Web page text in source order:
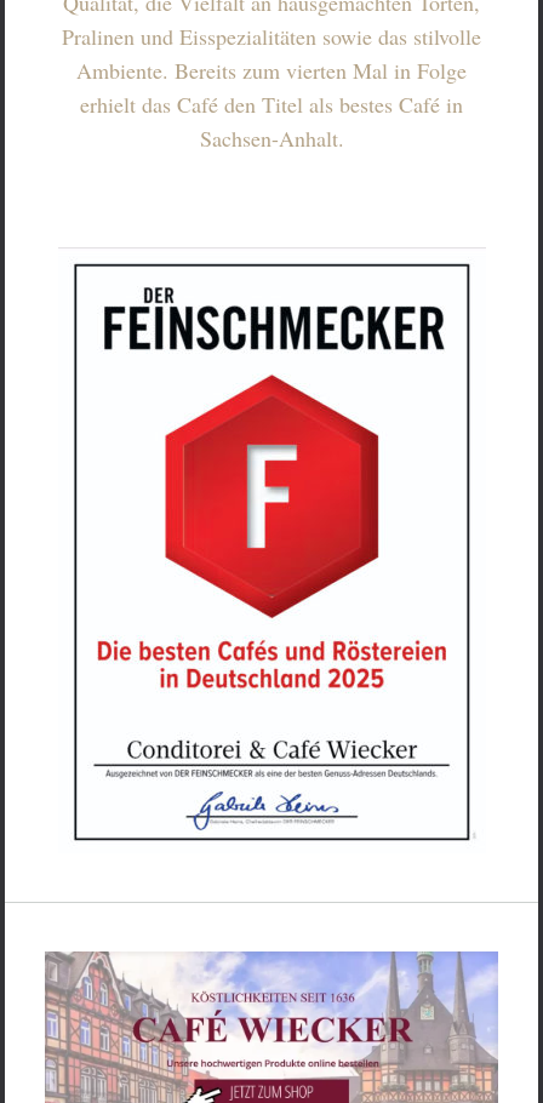
Pralinen und Eisspezialitäten sowie das stilvolle
Ambiente. Bereits zum vierten Mal in Folge
erhielt das Café den Titel als bestes Café in
Sachsen-Anhalt.